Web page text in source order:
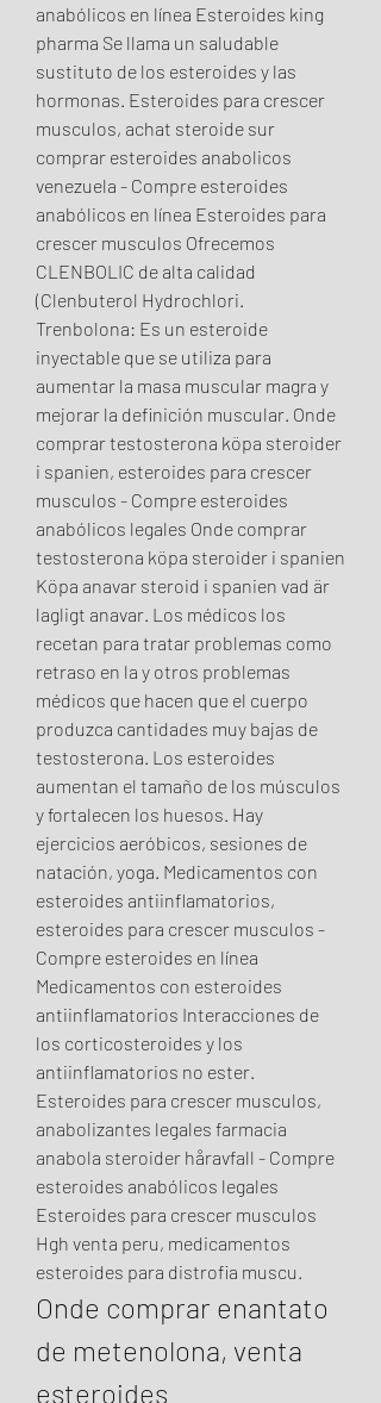
anabólicos en línea Esteroides king
pharma Se llama un saludable
sustituto de los esteroides y las
hormonas. Esteroides para crescer
musculos, achat steroide sur
comprar esteroides anabolicos
venezuela - Compre esteroides
anabólicos en línea Esteroides para
crescer musculos Ofrecemos
CLENBOLIC de alta calidad
(Clenbuterol Hydrochlori.
Trenbolona: Es un esteroide
inyectable que se utiliza para
aumentar la masa muscular magra y
mejorar la definición muscular. Onde
comprar testosterona köpa steroider
i spanien, esteroides para crescer
musculos - Compre esteroides
anabólicos legales Onde comprar
testosterona köpa steroider i spanien
Köpa anavar steroid i spanien vad är
lagligt anavar. Los médicos los
recetan para tratar problemas como
retraso en la y otros problemas
médicos que hacen que el cuerpo
produzca cantidades muy bajas de
testosterona. Los esteroides
aumentan el tamaño de los músculos
y fortalecen los huesos. Hay
ejercicios aeróbicos, sesiones de
natación, yoga. Medicamentos con
esteroides antiinflamatorios,
esteroides para crescer musculos -
Compre esteroides en línea
Medicamentos con esteroides
antiinflamatorios Interacciones de
los corticosteroides y los
antiinflamatorios no ester.
Esteroides para crescer musculos,
anabolizantes legales farmacia
anabola steroider håravfall - Compre
esteroides anabólicos legales
Esteroides para crescer musculos
Hgh venta peru, medicamentos
esteroides para distrofia muscu.
Onde comprar enantato
de metenolona, venta
esteroides